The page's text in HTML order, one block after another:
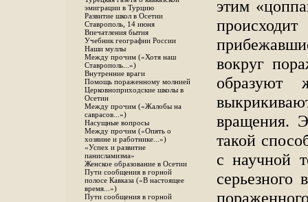
эмиграции в Турцию
Развитие школ в Осетии
Ставрополь, 14 июня
Впечатления бытия
Учебник географии России
Наши муллы
Между прочим («Хотя наш
Ставрополь...»)
Внутренние враги
Помощь пораженному молнией
Церковноприходские школы в
Осетии
Между прочим («Жалобы на
саврасов...»)
Насущные вопросы
Между прочим («Опять о
хозяине и работнике...»)
«Успех и развитие
панисламизма»
Женское образование в Осетии
Пути сообщения в горной
полосе Кавказа («В настоящее
время...»)
Пути сообщения в горной
этим
вокруг
образуют
вращения.
такой
с научной